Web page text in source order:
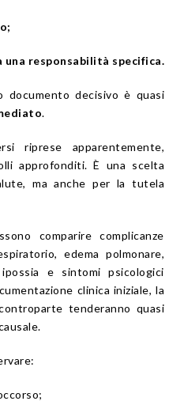
una responsabilità specifica.
documento decisivo è quasi
.
riprese apparentemente,
approfonditi. È una scelta
ma anche per la tutela
comparire complicanze
edema polmonare,
e sintomi psicologici
clinica iniziale, la
tenderanno quasi